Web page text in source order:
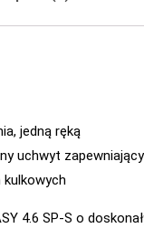
jedną ręką
uchwyt
kulkowych
4.6 SP-S o